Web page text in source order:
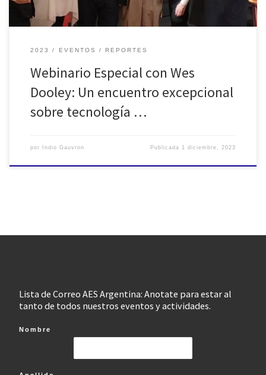
2023 EVENTOS REPORTES
Webinario Especial con Wes
Dooley: Un encuentro excepcional
sobre tecnología …
por Indio Gauvron Publicada 1 diciembre, 2023
Lista de Correo AES Argentina: Anotate para estar al
tanto de todos nuestros eventos y actividades.
Nombre